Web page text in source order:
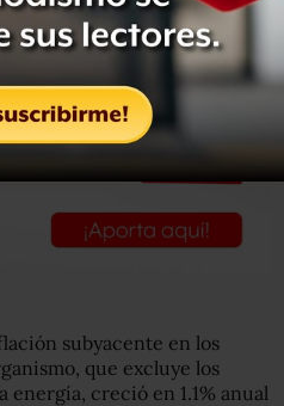
subyacente en los
que excluye los
energía, creció en 1.1% anual